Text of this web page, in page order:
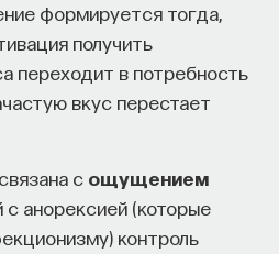
формируется тогда,
получить
переходит в потребность
вкус перестает
с ощущением
с анорексией (которые
контроль